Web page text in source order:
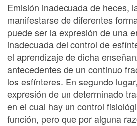
Emisión inadecuada de heces,
manifestarse de diferentes
puede ser la expresión de una
inadecuada del control de
el aprendizaje de dicha
antecedentes de un continuo
los esfínteres. En segundo
expresión de un determinado
en el cual hay un control
función, pero que por alguna